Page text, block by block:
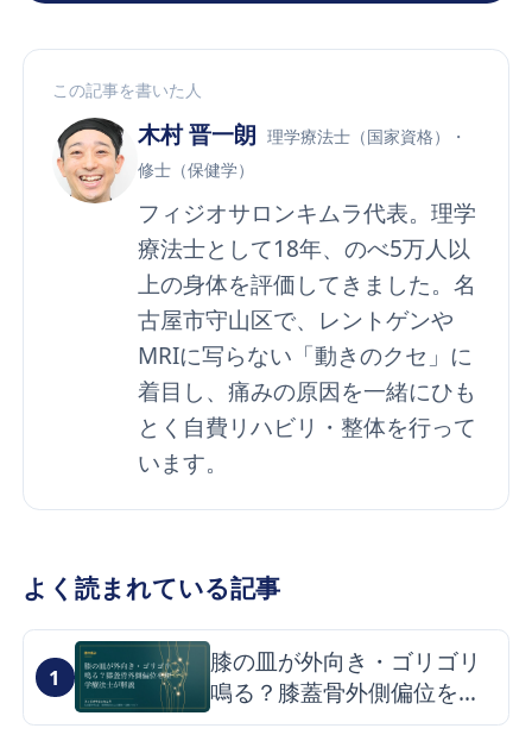
この記事を書いた人
木村 晋一朗 理学療法士（国家資格）・
修士（保健学）
フィジオサロンキムラ代表。理学
療法士として18年、のべ5万人以
上の身体を評価してきました。名
古屋市守山区で、レントゲンや
MRIに写らない「動きのクセ」に
着目し、痛みの原因を一緒にひも
とく自費リハビリ・整体を行って
います。
よく読まれている記事
1
膝の皿が外向き・ゴリゴリ
鳴る？膝蓋骨外側偏位を理
学療法士が解説